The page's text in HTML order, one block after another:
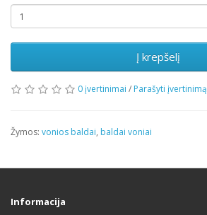
Į krepšelį
0 įvertinimai / Parašyti įvertinimą
Žymos: vonios baldai, baldai voniai
Informacija